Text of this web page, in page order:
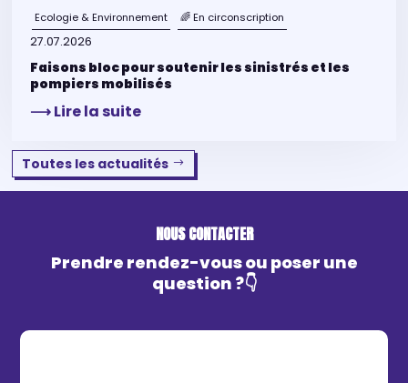
Ecologie & Environnement 🌈 En circonscription
27.07.2026
Faisons bloc pour soutenir les sinistrés et les
pompiers mobilisés
⟶ Lire la suite
Toutes les actualités
NOUS CONTACTER
Prendre rendez-vous ou poser une
question ?👇